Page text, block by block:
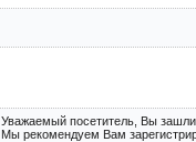
Уважаемый посетитель, Вы зашли
Мы рекомендуем Вам